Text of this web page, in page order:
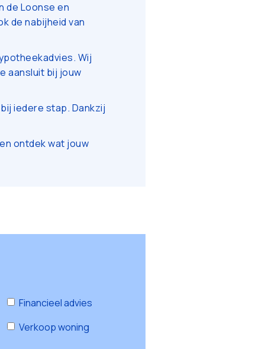
de Loonse en
de nabijheid van
Wij
aansluit bij jouw
iedere stap. Dankzij
ontdek wat jouw
Financieel advies
Verkoop woning